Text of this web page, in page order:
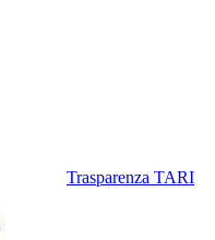
Trasparenza TARI